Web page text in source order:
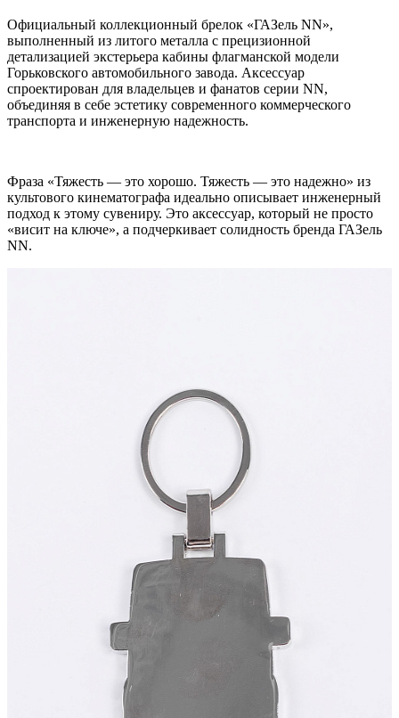
Официальный коллекционный брелок «ГАЗель NN»,
выполненный из литого металла с прецизионной
детализацией экстерьера кабины флагманской модели
Горьковского автомобильного завода. Аксессуар
спроектирован для владельцев и фанатов серии NN,
объединяя в себе эстетику современного коммерческого
транспорта и инженерную надежность.
Фраза «Тяжесть — это хорошо. Тяжесть — это надежно» из
культового кинематографа идеально описывает инженерный
подход к этому сувениру. Это аксессуар, который не просто
«висит на ключе», а подчеркивает солидность бренда ГАЗель
NN.